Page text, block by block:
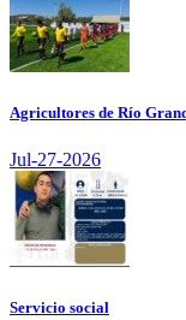
Agricultores de Río
Jul-27-2026
Servicio social